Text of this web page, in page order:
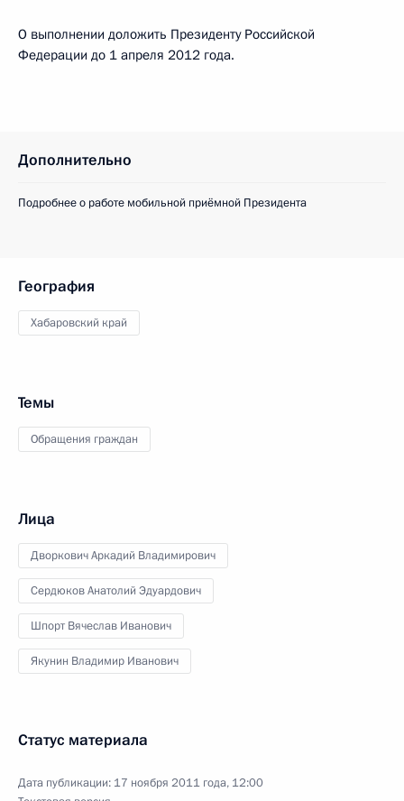
О выполнении доложить Президенту Российской
Федерации до 1 апреля 2012 года.
Дополнительно
Подробнее о работе мобильной приёмной Президента
География
Хабаровский край
Темы
Обращения граждан
Лица
Дворкович Аркадий Владимирович
Сердюков Анатолий Эдуардович
Шпорт Вячеслав Иванович
Якунин Владимир Иванович
Статус материала
Дата публикации: 17 ноября 2011 года, 12:00